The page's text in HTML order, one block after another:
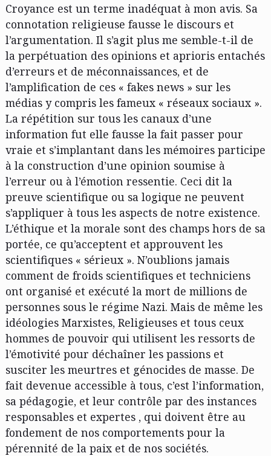
Croyance est un terme inadéquat à mon avis. Sa
connotation religieuse fausse le discours et
l’argumentation. Il s’agit plus me semble-t-il de
la perpétuation des opinions et aprioris entachés
d’erreurs et de méconnaissances, et de
l’amplification de ces « fakes news » sur les
médias y compris les fameux « réseaux sociaux ».
La répétition sur tous les canaux d’une
information fut elle fausse la fait passer pour
vraie et s’implantant dans les mémoires participe
à la construction d’une opinion soumise à
l’erreur ou à l’émotion ressentie. Ceci dit la
preuve scientifique ou sa logique ne peuvent
s’appliquer à tous les aspects de notre existence.
L’éthique et la morale sont des champs hors de sa
portée, ce qu’acceptent et approuvent les
scientifiques « sérieux ». N’oublions jamais
comment de froids scientifiques et techniciens
ont organisé et exécuté la mort de millions de
personnes sous le régime Nazi. Mais de même les
idéologies Marxistes, Religieuses et tous ceux
hommes de pouvoir qui utilisent les ressorts de
l’émotivité pour déchaîner les passions et
susciter les meurtres et génocides de masse. De
fait devenue accessible à tous, c’est l’information,
sa pédagogie, et leur contrôle par des instances
responsables et expertes , qui doivent être au
fondement de nos comportements pour la
pérennité de la paix et de nos sociétés.